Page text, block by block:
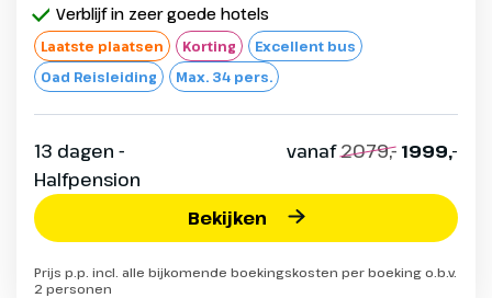
Verblijf in zeer goede hotels
Laatste plaatsen Korting
Excellent bus
Oad Reisleiding
Max. 34 pers.
13 dagen -
Halfpension
vanaf2079,- 1999,-
Bekijken
Prijs p.p. incl. alle bijkomende boekingskosten per boeking o.b.v.
2 personen